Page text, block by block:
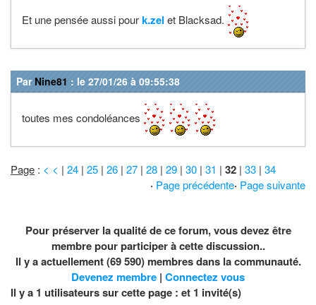
Et une pensée aussi pourk.zel et Blacksad.
Par Nine81 : le 27/01/26 à 09:55:38
toutes mes condoléances
Page : < < | 24 | 25 | 26 | 27 | 28 | 29 | 30 | 31 | 32 | 33 | 34
· Page précédente· Page suivante
Pour préserver la qualité de ce forum, vous devez être
membre pour participer à cette discussion..
Il y a actuellement (69 590) membres dans la communauté.
Devenez membre | Connectez vous
Il y a 1 utilisateurs sur cette page : et 1 invité(s)